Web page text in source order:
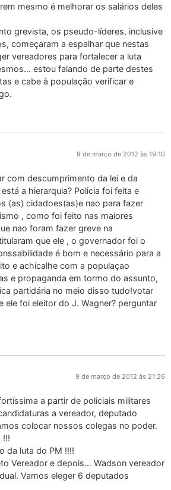
mesmo é melhorar os salários deles
grevista, os pseudo-líderes, inclusive
começaram a espalhar que nestas
vereadores para fortalecer a luta
estou falando de parte destes
e cabe à população verificar e
9 de março de 2012 às 19:10
com descumprimento da lei e da
a hierarquia? Policia foi feita e
(as) cidadoes(as)e nao para fazer
, como foi feito nas maiores
nao foram fazer greve na
que ele , o governador foi o
é bom e necessário para a
e achicalhe com a populaçao
e propaganda em tormo do assunto,
partidária no meio disso tudo!votar
ele foi eleitor do J. Wagner? perguntar
9 de março de 2012 às 21:26
a partir de policiais militares
a vereador, deputado
colocar nossos colegas no poder.
!!!
da luta do PM !!!!
Vereador e depois… Wadson vereador
Vamos eleger 6 deputados